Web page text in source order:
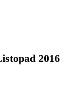
2016